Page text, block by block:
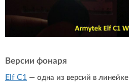
Версии фонаря
Elf C1 — одна из версий в линейке